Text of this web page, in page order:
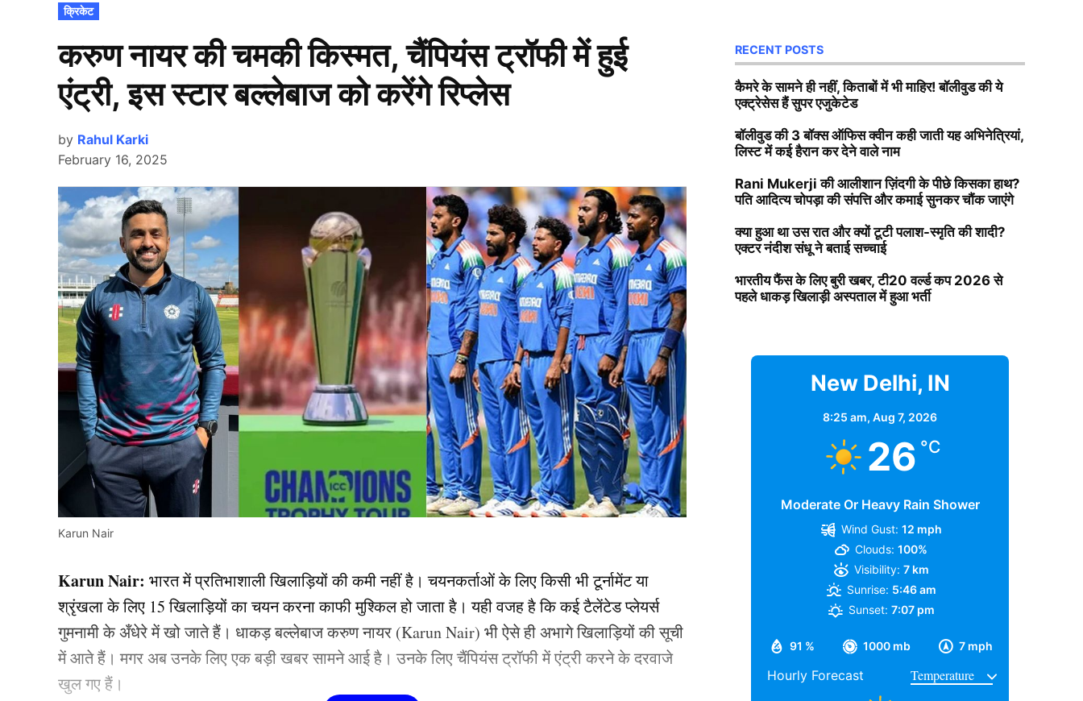
POSTED
IN
क्रिकेट
करुण नायर की चमकी किस्मत, चैंपियंस ट्रॉफी में हुई
एंट्री, इस स्टार बल्लेबाज को करेंगे रिप्लेस
by Rahul Karki
February 16, 2025
Karun Nair
Karun Nair: भारत में प्रतिभाशाली खिलाड़ियों की कमी नहीं है। चयनकर्ताओं के लिए किसी भी टूर्नामेंट या
श्रृंखला के लिए 15 खिलाड़ियों का चयन करना काफी मुश्किल हो जाता है। यही वजह है कि कई टैलेंटेड प्लेयर्स
गुमनामी के अँधेरे में खो जाते हैं। धाकड़ बल्लेबाज करुण नायर (Karun Nair) भी ऐसे ही अभागे खिलाड़ियों की सूची
में आते हैं। मगर अब उनके लिए एक बड़ी खबर सामने आई है। उनके लिए चैंपियंस ट्रॉफी में एंट्री करने के दरवाजे
खुल गए हैं।
RECENT POSTS
कैमरे के सामने ही नहीं, किताबों में भी माहिर! बॉलीवुड की ये
एक्ट्रेसेस हैं सुपर एजुकेटेड
बॉलीवुड की 3 बॉक्स ऑफिस क्वीन कही जाती यह अभिनेत्रियां,
लिस्ट में कई हैरान कर देने वाले नाम
Rani Mukerji की आलीशान ज़िंदगी के पीछे किसका हाथ?
पति आदित्य चोपड़ा की संपत्ति और कमाई सुनकर चौंक जाएंगे
क्या हुआ था उस रात और क्यों टूटी पलाश-स्मृति की शादी?
एक्टर नंदीश संधू ने बताई सच्चाई
भारतीय फैंस के लिए बुरी खबर, टी20 वर्ल्ड कप 2026 से
पहले धाकड़ खिलाड़ी अस्पताल में हुआ भर्ती
New Delhi, IN
8:25 am, Aug 7, 2026
26 °C
Moderate Or Heavy Rain Shower
91 % 1000 mb 7 mph
Wind Gust: 12 mph
Clouds: 100%
Visibility: 7 km
Sunrise: 5:46 am
Sunset: 7:07 pm
Hourly Forecast